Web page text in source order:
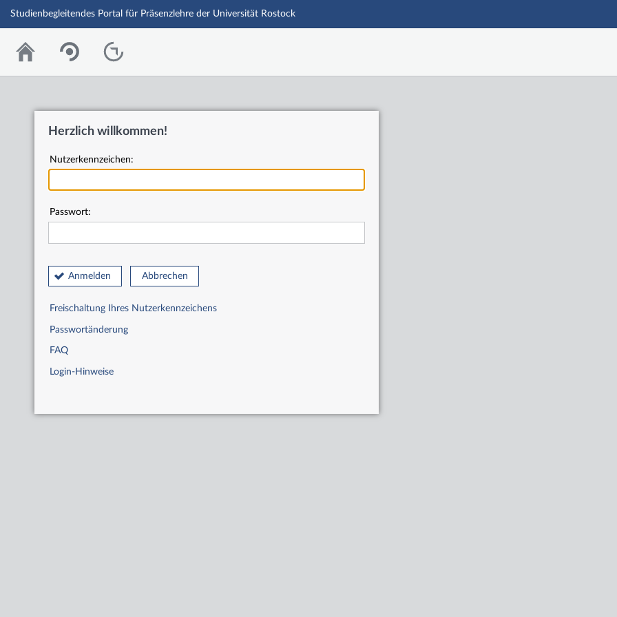
Studienbegleitendes Portal für Präsenzlehre der Universität Rostock
Herzlich willkommen!
Nutzerkennzeichen:
Passwort:
Anmelden Abbrechen
Freischaltung Ihres Nutzerkennzeichens
Passwortänderung
FAQ
Login-Hinweise